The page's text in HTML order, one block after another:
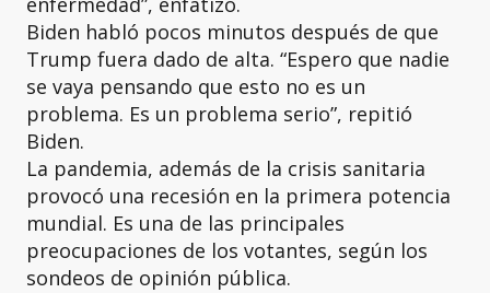
Biden habló pocos minutos después de que
Trump fuera dado de alta. “Espero que nadie
se vaya pensando que esto no es un
problema. Es un problema serio”, repitió
Biden.
La pandemia, además de la crisis sanitaria
provocó una recesión en la primera potencia
mundial. Es una de las principales
preocupaciones de los votantes, según los
sondeos de opinión pública.